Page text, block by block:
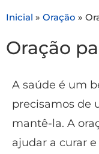
Inicial » Oração »
Oração
A saúde é um
precisamos de
mantê-la. A
ajudar a curar